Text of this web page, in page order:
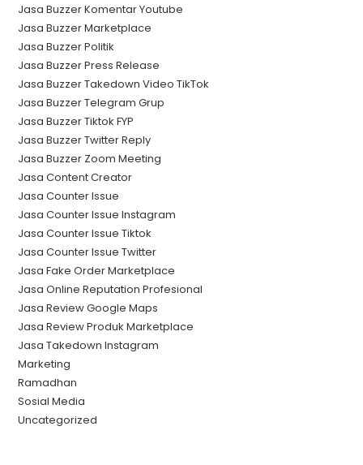
Jasa Buzzer Komentar Youtube
Jasa Buzzer Marketplace
Jasa Buzzer Politik
Jasa Buzzer Press Release
Jasa Buzzer Takedown Video TikTok
Jasa Buzzer Telegram Grup
Jasa Buzzer Tiktok FYP
Jasa Buzzer Twitter Reply
Jasa Buzzer Zoom Meeting
Jasa Content Creator
Jasa Counter Issue
Jasa Counter Issue Instagram
Jasa Counter Issue Tiktok
Jasa Counter Issue Twitter
Jasa Fake Order Marketplace
Jasa Online Reputation Profesional
Jasa Review Google Maps
Jasa Review Produk Marketplace
Jasa Takedown Instagram
Marketing
Ramadhan
Sosial Media
Uncategorized